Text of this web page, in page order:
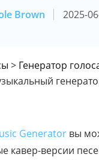
Brown 2025-
> Генератор
Generator вы
кавер-версии